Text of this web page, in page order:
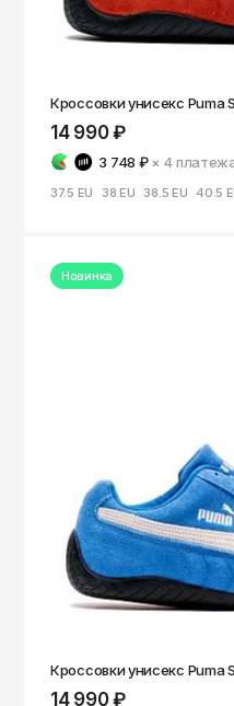
Кроссовки унисекс Puma
14 990 ₽
3 748 ₽ × 4
37.5 EU 38 EU 38.5 EU 40.5
Новинка
Кроссовки унисекс Puma
14 990 ₽